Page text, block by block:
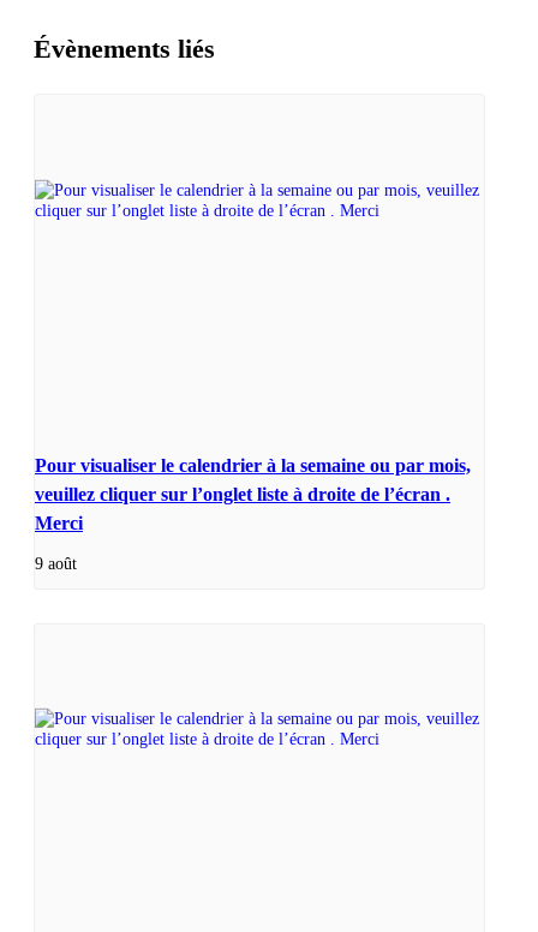
Évènements liés
Pour visualiser le calendrier à la semaine ou par mois,
veuillez cliquer sur l’onglet liste à droite de l’écran .
Merci
9 août